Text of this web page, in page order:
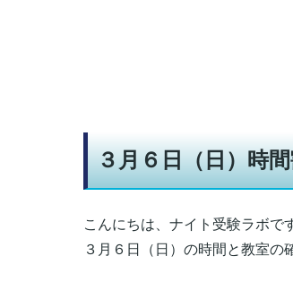
３月６日（日）時間
こんにちは、ナイト受験ラボで
３月６日（日）の時間と教室の